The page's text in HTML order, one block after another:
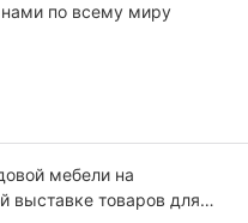
по всему миру
мебели на
выставке товаров для